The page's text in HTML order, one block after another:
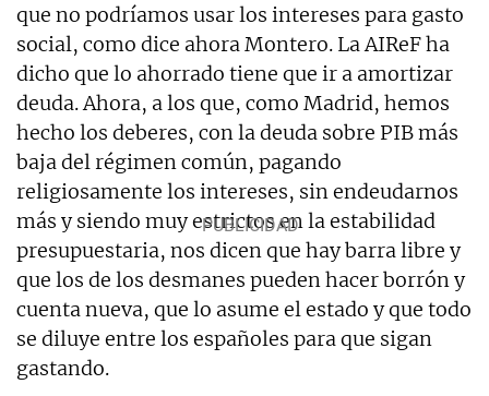
que no podríamos usar los intereses para gasto
social, como dice ahora Montero. La AIReF ha
dicho que lo ahorrado tiene que ir a amortizar
deuda. Ahora, a los que, como Madrid, hemos
hecho los deberes, con la deuda sobre PIB más
baja del régimen común, pagando
religiosamente los intereses, sin endeudarnos
más y siendo muy estrictos en la estabilidad
presupuestaria, nos dicen que hay barra libre y
que los de los desmanes pueden hacer borrón y
cuenta nueva, que lo asume el estado y que todo
se diluye entre los españoles para que sigan
gastando.